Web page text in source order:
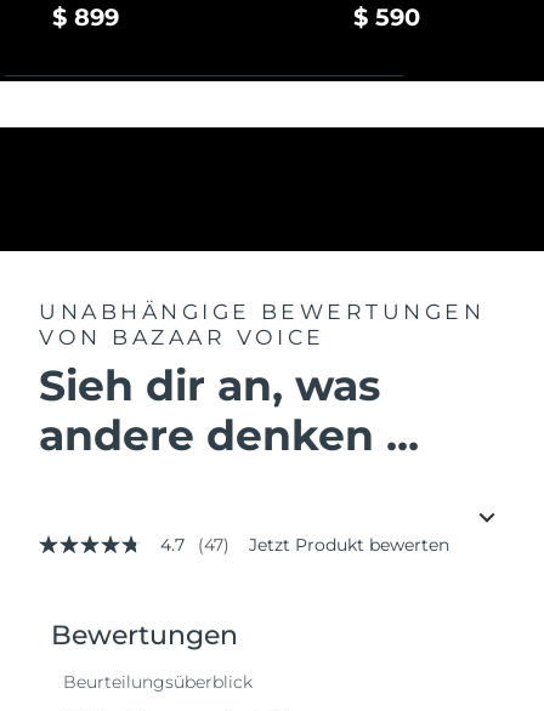
$ 899 $ 590
UNABHÄNGIGE BEWERTUNGEN
VON BAZAAR VOICE
Sieh dir an, was
andere denken ...
4.7
Durchschnittswert
der
Bewertung.
Read
4.7 (47) Jetzt Produkt bewerten